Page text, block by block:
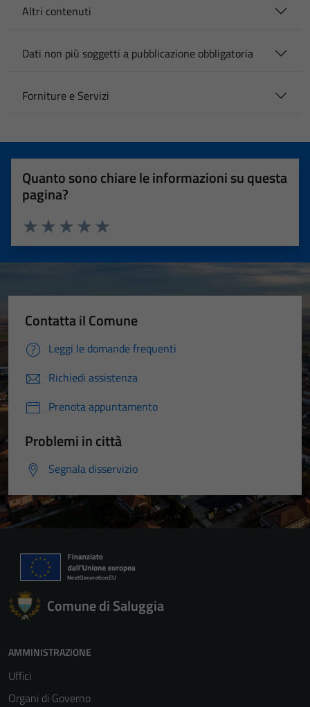
Altri contenuti
Dati non più soggetti a pubblicazione obbligatoria
Forniture e Servizi
Quanto sono chiare le informazioni su questa
pagina?
Valuta 5 stelle su 5
Valuta 4 stelle su 5
Valuta 3 stelle su 5
Valuta 2 stelle su 5
Valuta 1 stelle su 5
Contatta il Comune
Leggi le domande frequenti
Richiedi assistenza
Prenota appuntamento
Problemi in città
Segnala disservizio
Comune di Saluggia
AMMINISTRAZIONE
Uffici
Organi di Governo